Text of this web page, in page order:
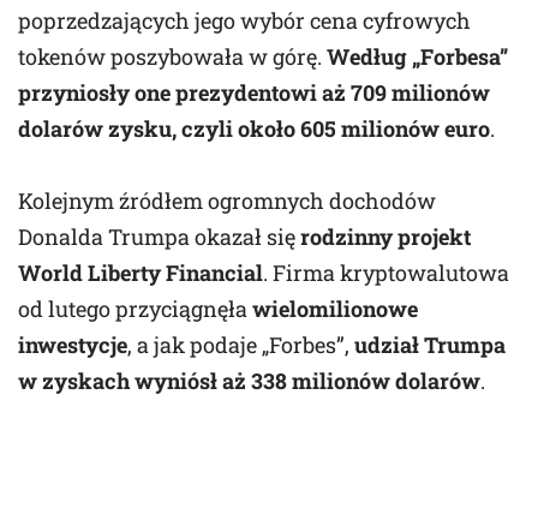
poprzedzających jego wybór cena cyfrowych
tokenów poszybowała w górę. Według „Forbesa”
przyniosły one prezydentowi aż 709 milionów
dolarów zysku, czyli około 605 milionów euro.
Kolejnym źródłem ogromnych dochodów
Donalda Trumpa okazał sięrodzinny projekt
World Liberty Financial. Firma kryptowalutowa
od lutego przyciągnęła wielomilionowe
inwestycje, a jak podaje „Forbes”, udział Trumpa
w zyskach wyniósł aż 338 milionów dolarów.